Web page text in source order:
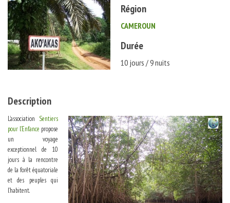
Région
CAMEROUN
Durée
10 jours / 9 nuits
Description
L’association Sentiers
pour l’Enfance propose
un voyage
exceptionnel de 10
jours à la rencontre
de la forêt équatoriale
et des peuples qui
l’habitent.